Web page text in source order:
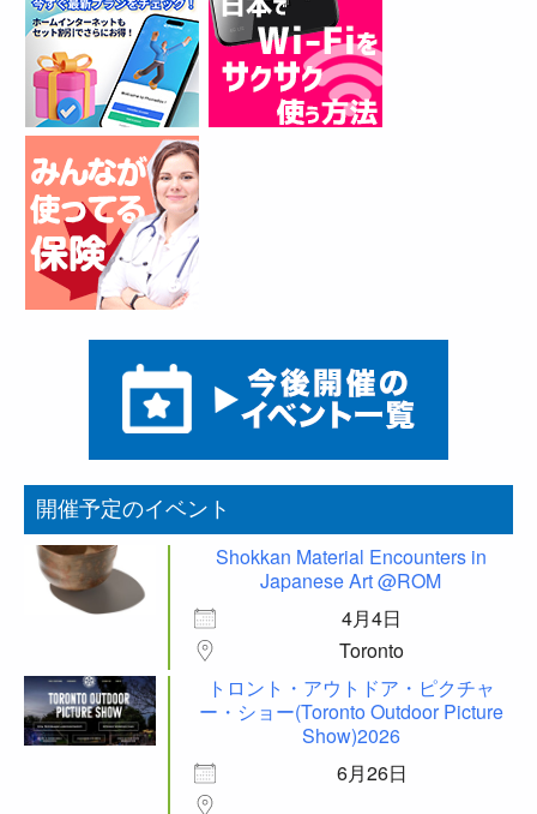
開催予定のイベント
Shokkan Material Encounters in
Japanese Art @ROM
4月4日
Toronto
トロント・アウトドア・ピクチャ
ー・ショー(Toronto Outdoor Picture
Show)2026
6月26日